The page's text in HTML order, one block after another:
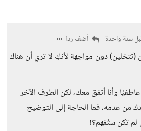
سنة واحدة أضف ردا
(تتخلين) دون مواجهة لأنكِ لا تري أن هناك
وأنا أتفق معك، لكن الطرف الآخر
من عدمه، فما الحاجة إلى التوضيح
لم تكن ستُفهم؟!